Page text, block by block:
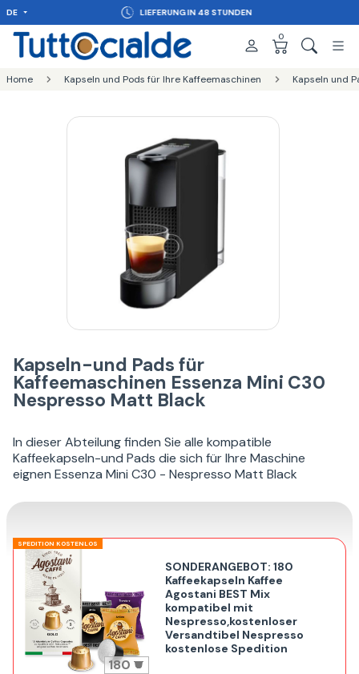
DE LIEFERUNG IN 48 STUNDEN
0
Home Kapseln und Pods für Ihre Kaffeemaschinen Kapseln und
Kapseln-und Pads für
Kaffeemaschinen Essenza Mini C30
Nespresso Matt Black
In dieser Abteilung finden Sie alle kompatible
Kaffeekapseln-und Pads die sich für Ihre Maschine
eignen Essenza Mini C30 - Nespresso Matt Black
SPEDITION KOSTENLOS
180
SONDERANGEBOT: 180
Kaffeekapseln Kaffee
Agostani BEST Mix
kompatibel mit
Nespresso,kostenloser
Versandtibel Nespresso
kostenlose Spedition